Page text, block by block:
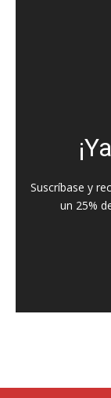
Suscríbase y
un 25%